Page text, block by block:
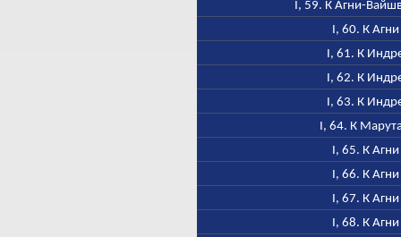
I, 59. К Агни-
I, 60. К Агни
I, 61. К
I, 62. К
I, 63. К
I, 64. К
I, 65. К Агни
I, 66. К Агни
I, 67. К Агни
I, 68. К Агни